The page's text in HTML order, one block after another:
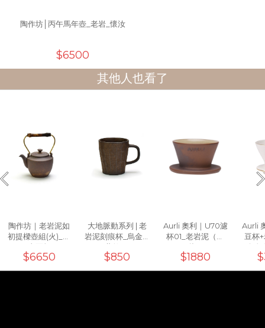
陶作坊│丙午馬年壺_老岩_懷汝
$6500
其他人也看了
陶作坊｜老岩泥如
初提樑壺組(火)_一
壺兩杯
$6650
大地脈動系列 | 老
岩泥刻痕杯_烏金黑
(工藝款)10oz
$850
Aurli 奧利｜U70濾
杯01_老岩泥（上
釉）
$1880
Aurli
豆杯
+白
濾杯